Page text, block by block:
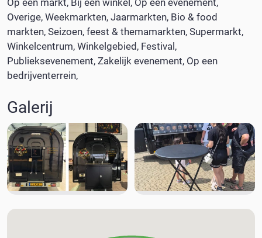
Overige Weekmarkten Jaarmarkten Bio & food
markten Seizoen, feest & themamarkten Supermarkt
Winkelcentrum Winkelgebied Festival
Publieksevenement Zakelijk evenement Op een
bedrijventerrein
Galerij